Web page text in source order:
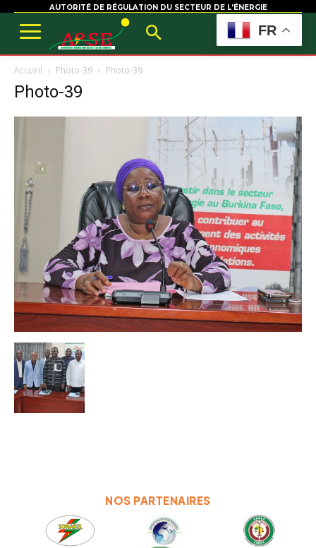
AUTORITÉ DE RÉGULATION DU SECTEUR DE L’ÉNERGIE
Accueil Photo-39 Photo-39
Photo-39
NOS PARTENAIRES
FR